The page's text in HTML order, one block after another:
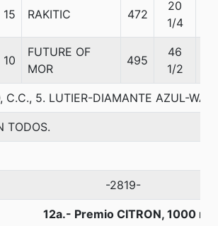
15 RAKITIC 472
20
1/4
10
FUTURE OF
MOR
495
46
1/2
C.C., 5. LUTIER-DIAMANTE AZUL-
TODOS.
-2819-
12a.- Premio CITRON, 1000